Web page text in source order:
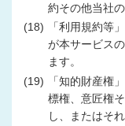
約その他当社
(18)
「利用規約等
が本サービス
ます。
(19)
「知的財産権
標権、意匠権
し、またはそ